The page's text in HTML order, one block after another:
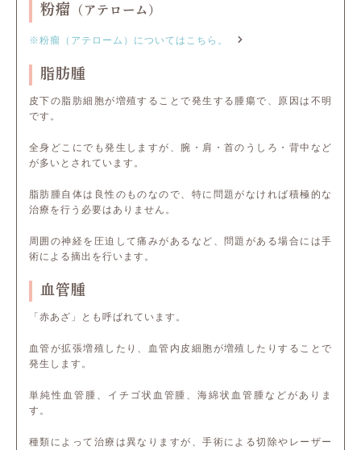
粉瘤 （アテローム）
※粉瘤（アテローム）についてはこちら。
脂肪腫
皮下の脂肪細胞が増殖することで発生する腫瘍で、原因は不明
です。
全身どこにでも発生しますが、腕・肩・首のうしろ・背中など
が多いとされています。
脂肪腫自体は良性のものなので、特に問題がなければ積極的な
治療を行う必要はありません。
周囲の神経を圧迫して痛みがあるなど、問題がある場合には手
術による摘出を行います。
血管腫
「赤あざ」とも呼ばれています。
血管が拡張増殖したり、血管内皮細胞が増殖したりすることで
発生します。
単純性血管腫、イチゴ状血管腫、海綿状血管腫などがありま
す。
種類によって治療は異なりますが、手術による切除やレーザー